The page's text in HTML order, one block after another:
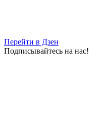
Перейти в Дзен
Подписывайтесь на нас!